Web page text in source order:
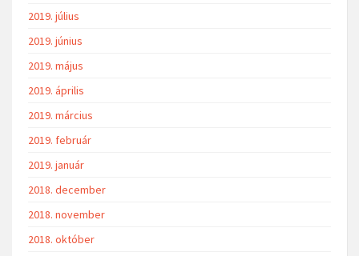
2019. július
2019. június
2019. május
2019. április
2019. március
2019. február
2019. január
2018. december
2018. november
2018. október